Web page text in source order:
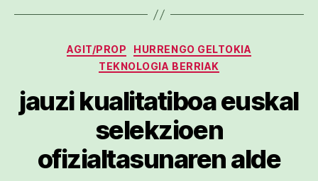
Kategoriak
AGIT/PROP
HURRENGO GELTOKIA
TEKNOLOGIA BERRIAK
jauzi kualitatiboa euskal
selekzioen
ofizialtasunaren alde